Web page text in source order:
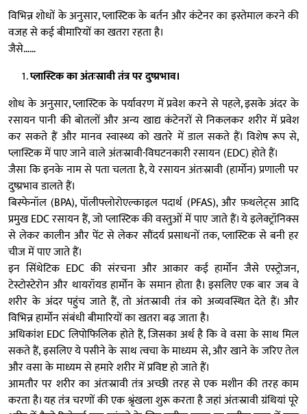
विभिन्न शोधों के अनुसार, प्लास्टिक के बर्तन और कंटेनर का इस्तेमाल करने की
वजह से कई बीमारियों का खतरा रहता है।
जैसे……
प्लास्टिक का अंतःस्रावी तंत्र पर दुष्प्रभाव।
शोध के अनुसार, प्लास्टिक के पर्यावरण में प्रवेश करने से पहले, इसके अंदर के
रसायन पानी की बोतलों और अन्य खाद्य कंटेनरों से निकलकर शरीर में प्रवेश
कर सकते हैं और मानव स्वास्थ्य को खतरे में डाल सकते हैं। विशेष रूप से,
प्लास्टिक में पाए जाने वाले अंतःस्रावी-विघटनकारी रसायन (EDC) होते हैं।
जैसा कि इनके नाम से पता चलता है, ये रसायन अंतःस्रावी (हार्मोन) प्रणाली पर
दुष्प्रभाव डालते हैं।
बिस्फेनॉल (BPA), पॉलीफ्लोरोएल्काइल पदार्थ (PFAS), और फ़थलेट्स आदि
प्रमुख EDC रसायन हैं, जो प्लास्टिक की वस्तुओं में पाए जाते हैं। ये इलेक्ट्रॉनिक्स
से लेकर कालीन और पेंट से लेकर सौंदर्य प्रसाधनों तक, प्लास्टिक से बनी हर
चीज में पाए जाते हैं।
इन सिंथेटिक EDC की संरचना और आकार कई हार्मोन जैसे एस्ट्रोजन,
टेस्टोस्टेरोन और थायरॉयड हार्मोन के समान होता है। इसलिए एक बार जब वे
शरीर के अंदर पहुंच जाते हैं, तो अंतःस्रावी तंत्र को अव्यवस्थित देते हैं। और
विभिन्न हार्मोन संबंधी बीमारियों का खतरा बढ़ जाता है।
अधिकांश EDC लिपोफिलिक होते हैं, जिसका अर्थ है कि वे वसा के साथ मिल
सकते हैं, इसलिए ये पसीने के साथ त्वचा के माध्यम से, और खाने के जरिए तेल
और वसा के माध्यम से हमारे शरीर में प्रविष्ट हो जाते हैं।
आमतौर पर शरीर का अंतःस्रावी तंत्र अच्छी तरह से एक मशीन की तरह काम
करता है। यह तंत्र चरणों की एक श्रृंखला शुरू करता है जहां अंतःस्रावी ग्रंथियां पूरे